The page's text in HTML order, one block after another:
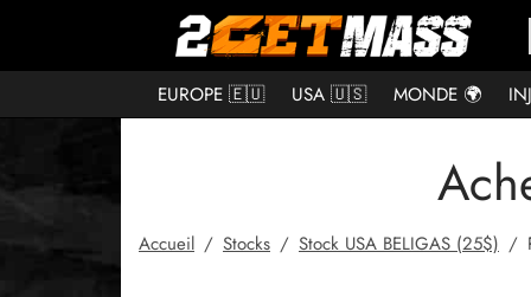
EUROPE 🇪🇺 USA 🇺🇸 MONDE 🌍
Accueil / Stocks / Stock USA BELIGAS (25$) /